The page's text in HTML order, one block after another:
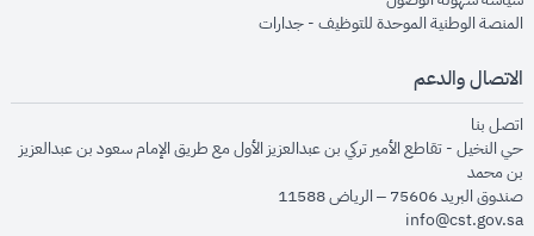
المنصة الوطنية الموحدة للتوظيف - جداراتopens in new window
الاتصال والدعم
اتصل بنا
حي النخيل - تقاطع الأمير تركي بن عبدالعزيز الأول مع طريق الإمام سعود بن عبدالعزيز
بن محمد
صندوق البريد 75606 – الرياض 11588
info@cst.gov.sa